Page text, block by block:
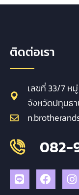
ติดต่อเรา
เลขที่ 33/7 ห
จังหวัดปทุมธา
082-